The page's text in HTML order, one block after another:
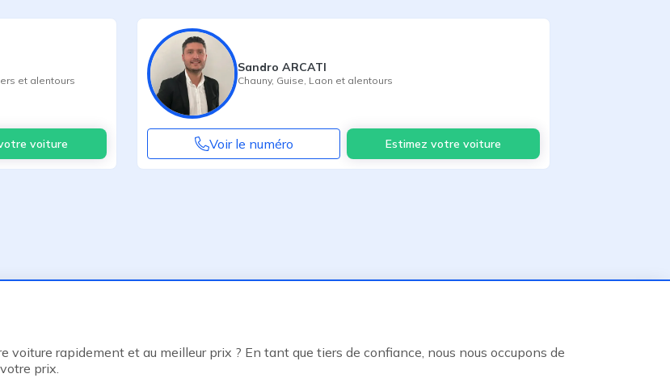
et alentours
voiture
Sandro ARCATI
Chauny, Guise Laon et alentours
Voir le numéro Estimez votre voiture
voiture rapidement et au meilleur prix ? En tant que tiers de confiance, nous nous occupons de
prix.